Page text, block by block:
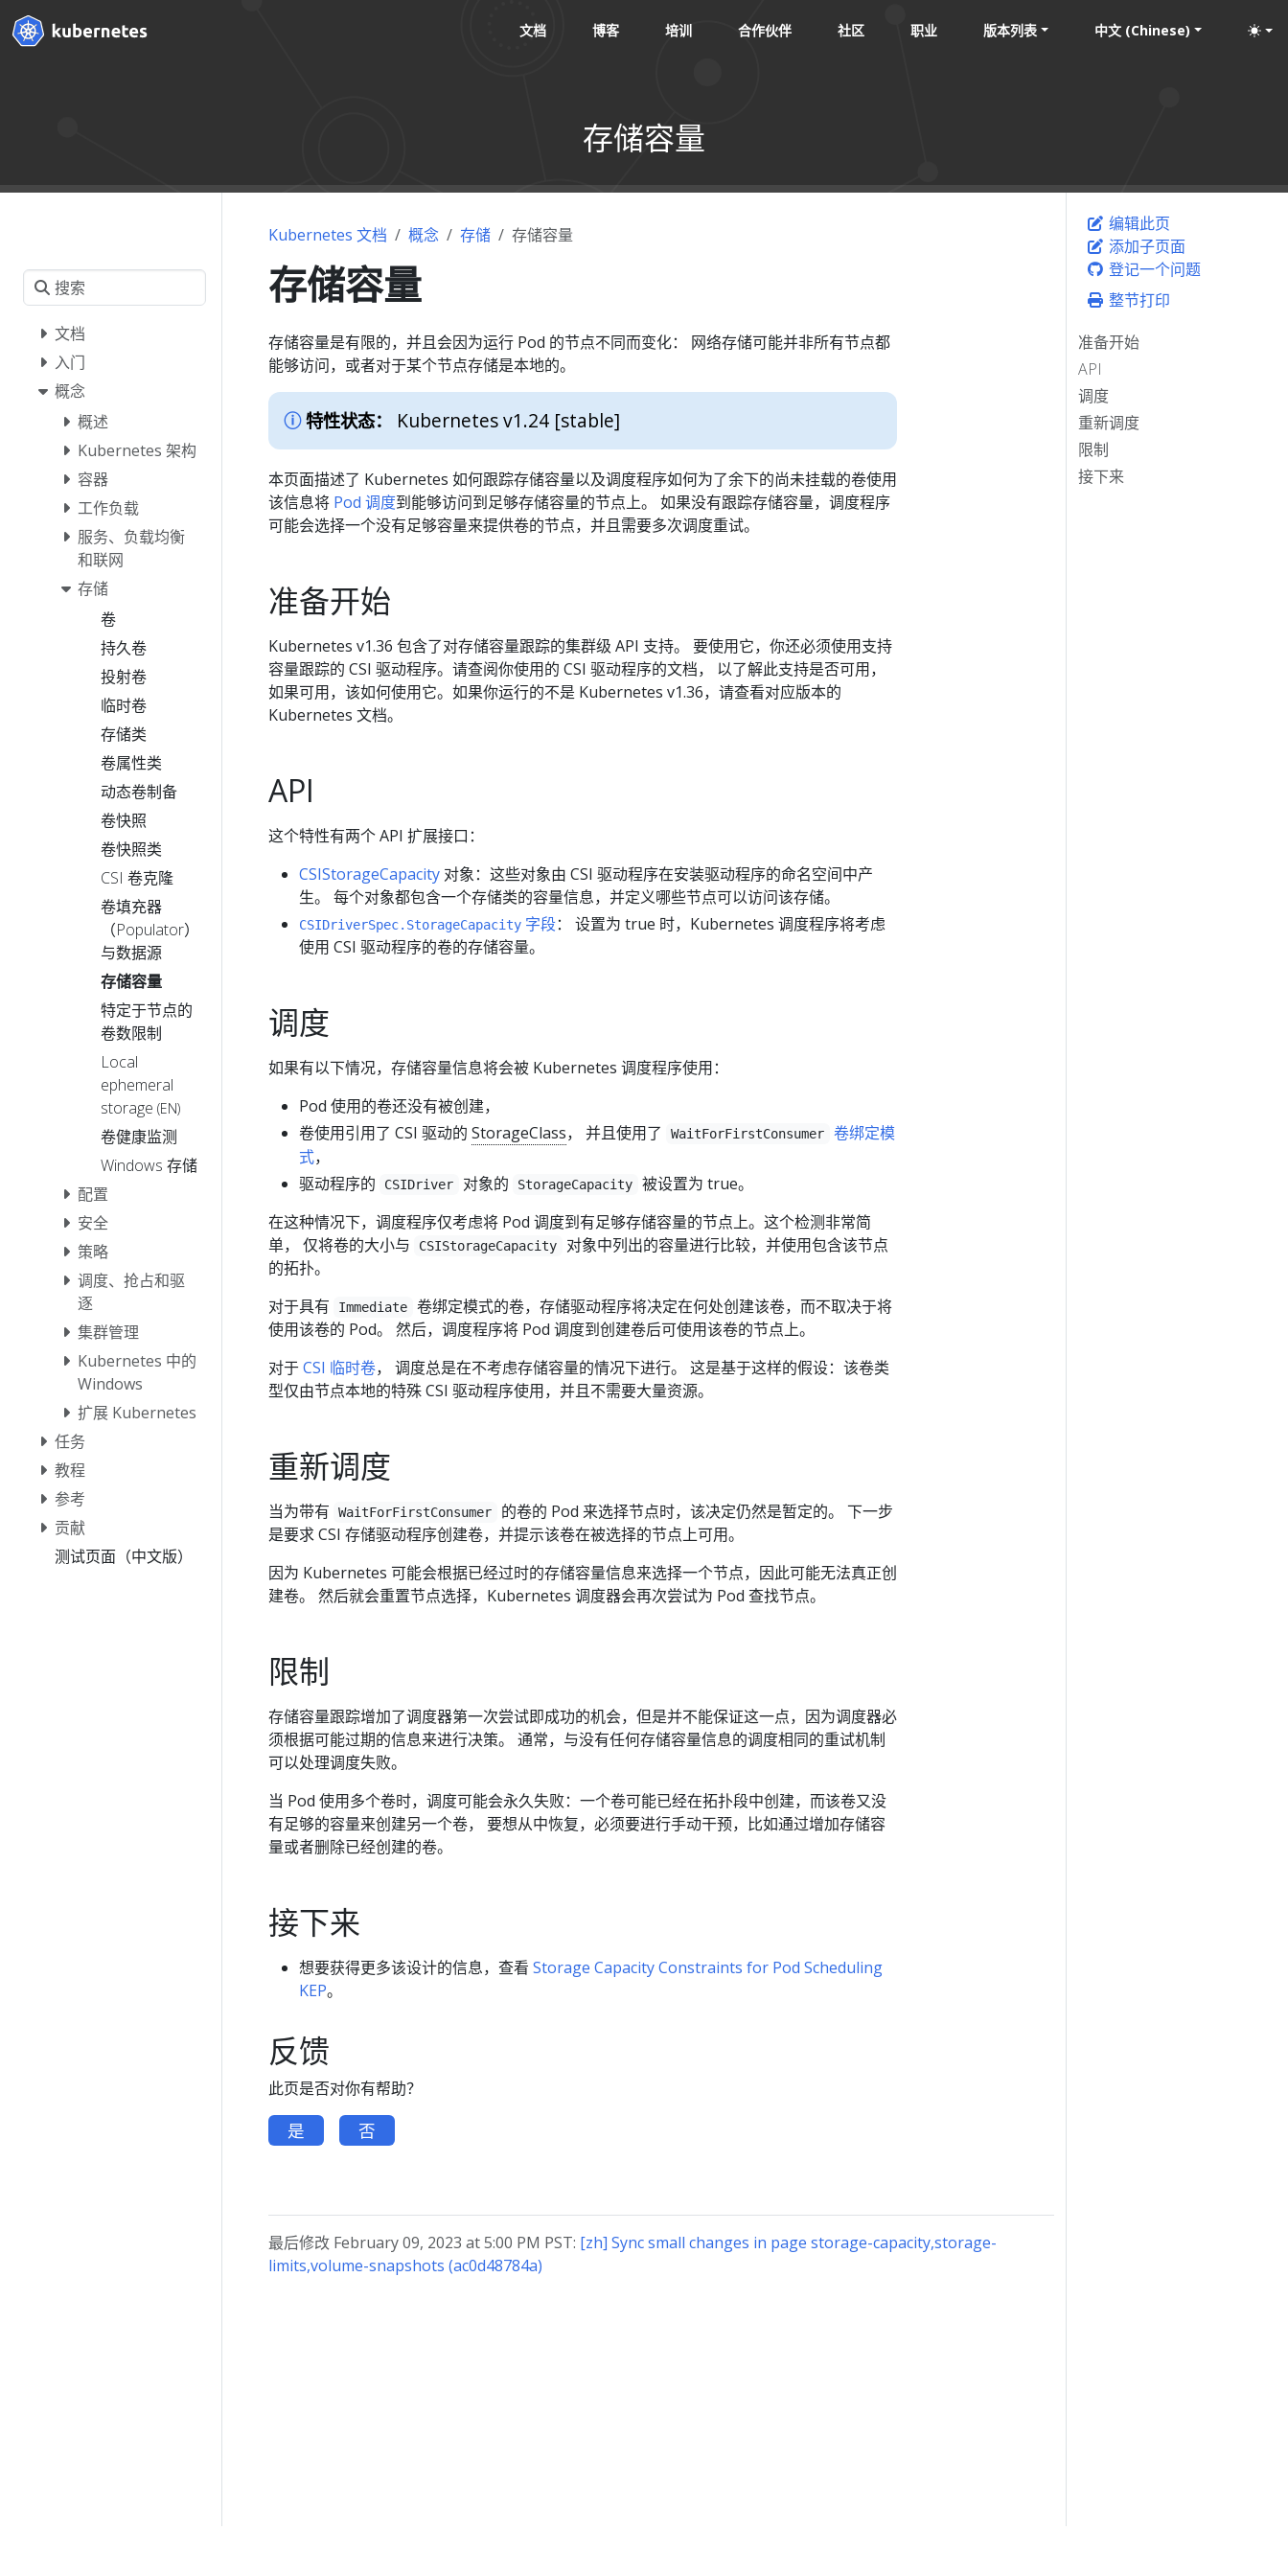
文档 博客 培训 合作伙伴 社区 职业 版本列表 中文 (Chinese)
存储容量
文档
入门
概念
概述
Kubernetes 架构
容器
工作负载
服务、负载均衡
和联网
存储
卷
持久卷
投射卷
临时卷
存储类
卷属性类
动态卷制备
卷快照
卷快照类
CSI 卷克隆
卷填充器
（Populator）
与数据源
存储容量
特定于节点的
卷数限制
Local
ephemeral
storage (EN)
卷健康监测
Windows 存储
配置
安全
策略
调度、抢占和驱
逐
集群管理
Kubernetes 中的
Windows
扩展 Kubernetes
任务
教程
参考
贡献
测试页面（中文版）
编辑此页
添加子页面
登记一个问题
整节打印
准备开始
API
调度
重新调度
限制
接下来
Kubernetes 文档 概念 存储 存储容量
存储容量
存储容量是有限的，并且会因为运行 Pod 的节点不同而变化： 网络存储可能并非所有节点都
能够访问，或者对于某个节点存储是本地的。
特性状态： Kubernetes v1.24 [stable]
本页面描述了 Kubernetes 如何跟踪存储容量以及调度程序如何为了余下的尚未挂载的卷使用
该信息将 Pod 调度到能够访问到足够存储容量的节点上。 如果没有跟踪存储容量，调度程序
可能会选择一个没有足够容量来提供卷的节点，并且需要多次调度重试。
准备开始
Kubernetes v1.36 包含了对存储容量跟踪的集群级 API 支持。 要使用它，你还必须使用支持
容量跟踪的 CSI 驱动程序。请查阅你使用的 CSI 驱动程序的文档， 以了解此支持是否可用，
如果可用，该如何使用它。如果你运行的不是 Kubernetes v1.36，请查看对应版本的
Kubernetes 文档。
API
这个特性有两个 API 扩展接口：
CSIStorageCapacity 对象：这些对象由 CSI 驱动程序在安装驱动程序的命名空间中产
生。 每个对象都包含一个存储类的容量信息，并定义哪些节点可以访问该存储。
CSIDriverSpec.StorageCapacity 字段： 设置为 true 时，Kubernetes 调度程序将考虑
使用 CSI 驱动程序的卷的存储容量。
调度
如果有以下情况，存储容量信息将会被 Kubernetes 调度程序使用：
Pod 使用的卷还没有被创建，
卷使用引用了 CSI 驱动的 StorageClass， 并且使用了 WaitForFirstConsumer
卷绑定模
式，
驱动程序的
CSIDriver 对象的 StorageCapacity
被设置为 true。
在这种情况下，调度程序仅考虑将 Pod 调度到有足够存储容量的节点上。这个检测非常简
单， 仅将卷的大小与
CSIStorageCapacity
对象中列出的容量进行比较，并使用包含该节点
的拓扑。
对于具有
Immediate
卷绑定模式的卷，存储驱动程序将决定在何处创建该卷，而不取决于将
使用该卷的 Pod。 然后，调度程序将 Pod 调度到创建卷后可使用该卷的节点上。
对于CSI 临时卷， 调度总是在不考虑存储容量的情况下进行。 这是基于这样的假设：该卷类
型仅由节点本地的特殊 CSI 驱动程序使用，并且不需要大量资源。
重新调度
当为带有 WaitForFirstConsumer
的卷的 Pod 来选择节点时，该决定仍然是暂定的。 下一步
是要求 CSI 存储驱动程序创建卷，并提示该卷在被选择的节点上可用。
因为 Kubernetes 可能会根据已经过时的存储容量信息来选择一个节点，因此可能无法真正创
建卷。 然后就会重置节点选择，Kubernetes 调度器会再次尝试为 Pod 查找节点。
限制
存储容量跟踪增加了调度器第一次尝试即成功的机会，但是并不能保证这一点，因为调度器必
须根据可能过期的信息来进行决策。 通常，与没有任何存储容量信息的调度相同的重试机制
可以处理调度失败。
当 Pod 使用多个卷时，调度可能会永久失败：一个卷可能已经在拓扑段中创建，而该卷又没
有足够的容量来创建另一个卷， 要想从中恢复，必须要进行手动干预，比如通过增加存储容
量或者删除已经创建的卷。
接下来
想要获得更多该设计的信息，查看 Storage Capacity Constraints for Pod Scheduling
KEP。
反馈
此页是否对你有帮助？
是 否
最后修改 February 09, 2023 at 5:00 PM PST: [zh] Sync small changes in page storage-capacity,storage-
limits,volume-snapshots (ac0d48784a)